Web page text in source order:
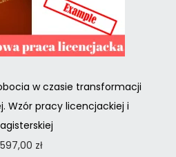
w czasie transformacji
Wzór pracy licencjackiej i
597,00 zł